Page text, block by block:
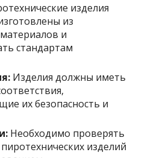
изделия
из
и
стандартам
Изделия должны иметь
их безопасность и
Необходимо проверять
изделий